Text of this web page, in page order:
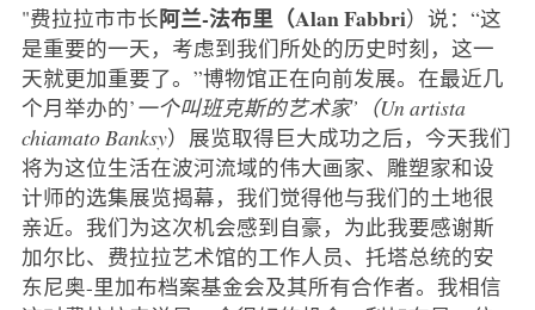
"费拉拉市市长阿兰-法布里（Alan Fabbri）说：“这
是重要的一天，考虑到我们所处的历史时刻，这一
天就更加重要了。”博物馆正在向前发展。在最近几
个月举办的’一个叫班克斯的艺术家’（Un artista
chiamato Banksy）展览取得巨大成功之后，今天我们
将为这位生活在波河流域的伟大画家、雕塑家和设
计师的选集展览揭幕，我们觉得他与我们的土地很
亲近。我们为这次机会感到自豪，为此我要感谢斯
加尔比、费拉拉艺术馆的工作人员、托塔总统的安
东尼奥-里加布档案基金会及其所有合作者。我相信